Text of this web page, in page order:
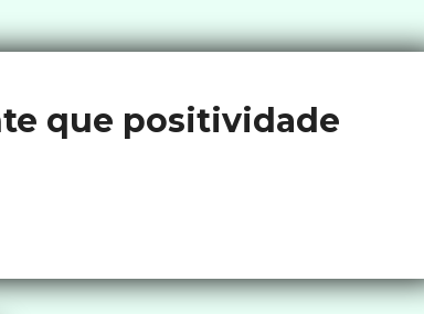
que positividade